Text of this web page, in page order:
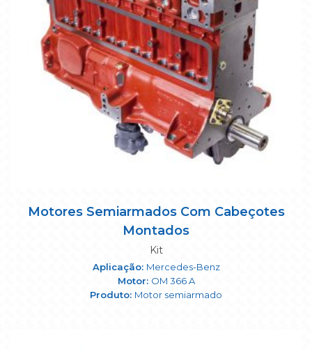
Motores Semiarmados Com Cabeçotes
Montados
Kit
Mercedes-Benz
OM 366 A
Motor semiarmado